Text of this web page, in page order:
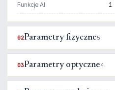
Funkcje AI 1
02Parametry fizyczne5
03Parametry optyczne4